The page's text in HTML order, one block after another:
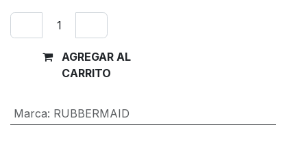
AGREGAR AL
CARRITO
Marca: RUBBERMAID